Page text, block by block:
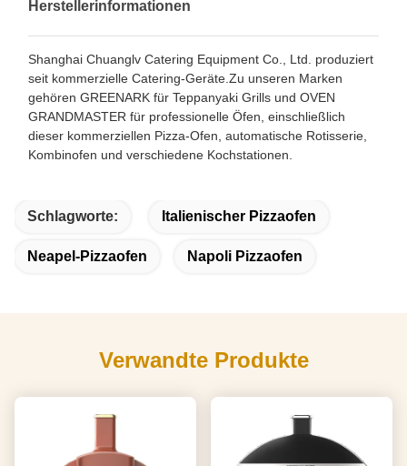
Herstellerinformationen
Shanghai Chuanglv Catering Equipment Co., Ltd. produziert
seit kommerzielle Catering-Geräte.Zu unseren Marken
gehören GREENARK für Teppanyaki Grills und OVEN
GRANDMASTER für professionelle Öfen, einschließlich
dieser kommerziellen Pizza-Ofen, automatische Rotisserie,
Kombinofen und verschiedene Kochstationen.
Schlagworte: Italienischer Pizzaofen
Neapel-Pizzaofen Napoli Pizzaofen
Verwandte Produkte